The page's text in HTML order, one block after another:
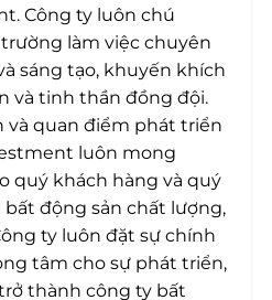
Công ty luôn chú
làm việc chuyên
sáng tạo, khuyến khích
và tinh thần đồng đội.
và quan điểm phát triển
luôn mong
quý khách hàng và quý
động sản chất lượng,
ty luôn đặt sự chính
tâm cho sự phát triển,
thành công ty bất